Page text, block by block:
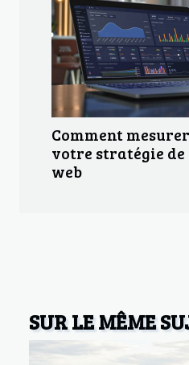
Comment
votre stratégie
web
SUR LE MÊME